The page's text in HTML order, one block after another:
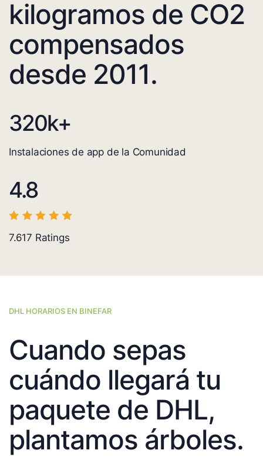
kilogramos de CO2
compensados
desde 2011.
320k+
Instalaciones de app de la Comunidad
4.8
7.617 Ratings
DHL HORARIOS EN BINEFAR
Cuando sepas
cuándo llegará tu
paquete de DHL,
plantamos árboles.